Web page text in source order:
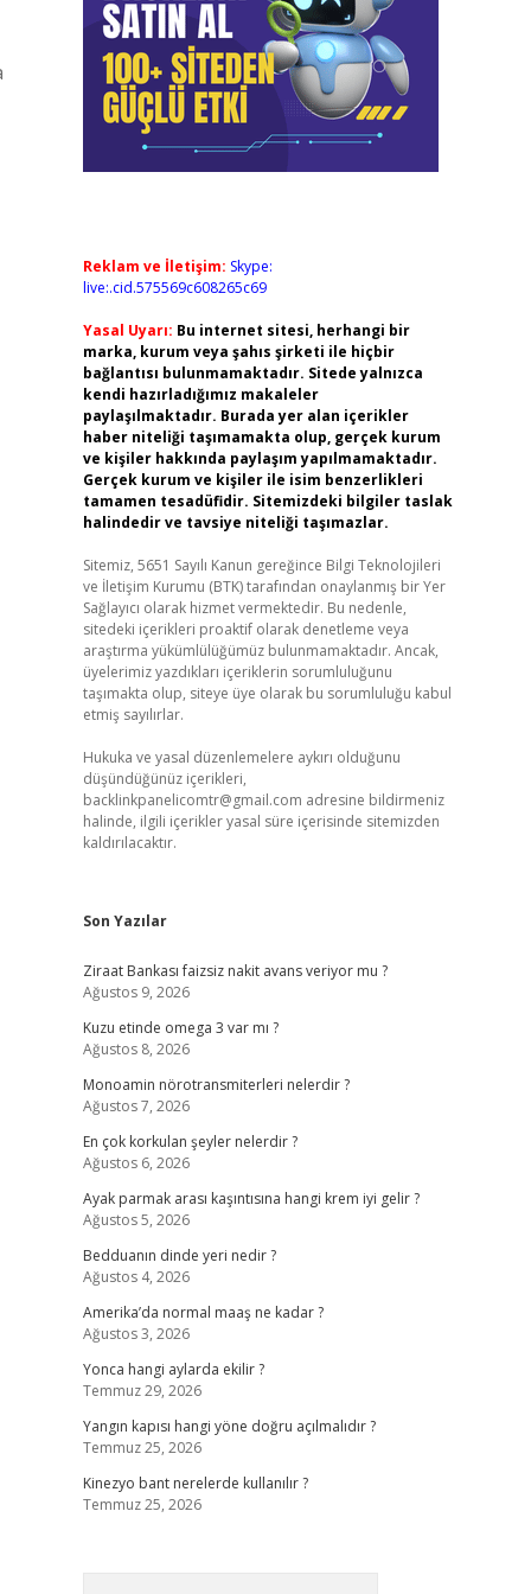
Reklam ve İletişim: Skype:
live:.cid.575569c608265c69
Yasal Uyarı: Bu internet sitesi, herhangi bir
marka, kurum veya şahıs şirketi ile hiçbir
bağlantısı bulunmamaktadır. Sitede yalnızca
kendi hazırladığımız makaleler
paylaşılmaktadır. Burada yer alan içerikler
haber niteliği taşımamakta olup, gerçek kurum
ve kişiler hakkında paylaşım yapılmamaktadır.
Gerçek kurum ve kişiler ile isim benzerlikleri
tamamen tesadüfidir. Sitemizdeki bilgiler taslak
halindedir ve tavsiye niteliği taşımazlar.
Sitemiz, 5651 Sayılı Kanun gereğince Bilgi Teknolojileri
ve İletişim Kurumu (BTK) tarafından onaylanmış bir Yer
Sağlayıcı olarak hizmet vermektedir. Bu nedenle,
sitedeki içerikleri proaktif olarak denetleme veya
araştırma yükümlülüğümüz bulunmamaktadır. Ancak,
üyelerimiz yazdıkları içeriklerin sorumluluğunu
taşımakta olup, siteye üye olarak bu sorumluluğu kabul
etmiş sayılırlar.
Hukuka ve yasal düzenlemelere aykırı olduğunu
düşündüğünüz içerikleri,
backlinkpanelicomtr@gmail.com adresine bildirmeniz
halinde, ilgili içerikler yasal süre içerisinde sitemizden
kaldırılacaktır.
Son Yazılar
Ziraat Bankası faizsiz nakit avans veriyor mu ?
Ağustos 9, 2026
Kuzu etinde omega 3 var mı ?
Ağustos 8, 2026
Monoamin nörotransmiterleri nelerdir ?
Ağustos 7, 2026
En çok korkulan şeyler nelerdir ?
Ağustos 6, 2026
Ayak parmak arası kaşıntısına hangi krem iyi gelir ?
Ağustos 5, 2026
Bedduanın dinde yeri nedir ?
Ağustos 4, 2026
Amerika’da normal maaş ne kadar ?
Ağustos 3, 2026
Yonca hangi aylarda ekilir ?
Temmuz 29, 2026
Yangın kapısı hangi yöne doğru açılmalıdır ?
Temmuz 25, 2026
Kinezyo bant nerelerde kullanılır ?
Temmuz 25, 2026